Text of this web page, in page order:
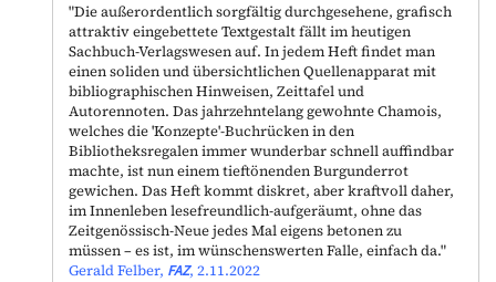
"Die außerordentlich sorgfältig durchgesehene, grafisch
attraktiv eingebettete Textgestalt fällt im heutigen
Sachbuch-Verlagswesen auf. In jedem Heft findet man
einen soliden und übersichtlichen Quellenapparat mit
bibliographischen Hinweisen, Zeittafel und
Autorennoten. Das jahrzehntelang gewohnte Chamois,
welches die 'Konzepte'-Buchrücken in den
Bibliotheksregalen immer wunderbar schnell auffindbar
machte, ist nun einem tieftönenden Burgunderrot
gewichen. Das Heft kommt diskret, aber kraftvoll daher,
im Innenleben lesefreundlich-aufgeräumt, ohne das
Zeitgenössisch-Neue jedes Mal eigens betonen zu
müssen – es ist, im wünschenswerten Falle, einfach da."
Gerald Felber, FAZ, 2.11.2022